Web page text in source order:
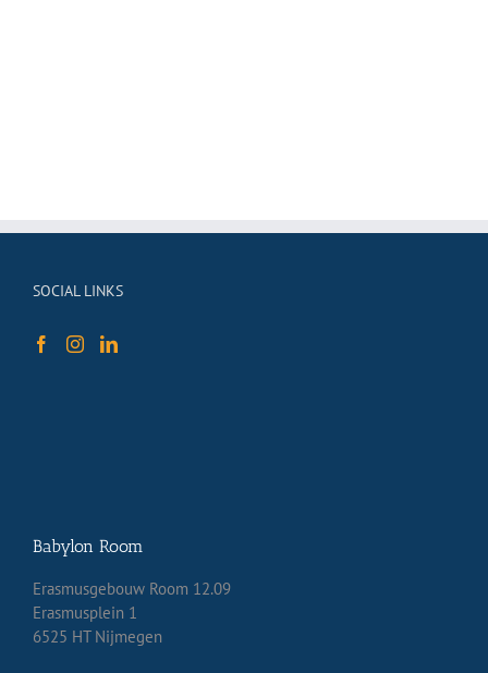
SOCIAL LINKS
Babylon Room
Erasmusgebouw Room 12.09
Erasmusplein 1
6525 HT Nijmegen